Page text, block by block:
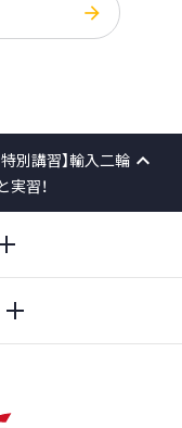
別講習】輸入二輪
習！